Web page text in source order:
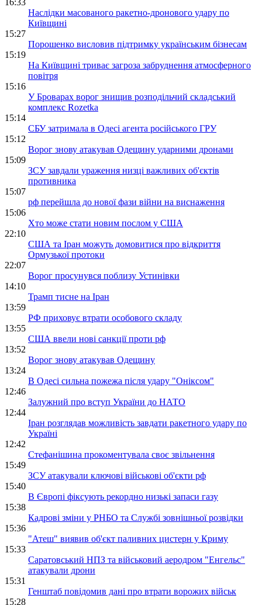
16:33
Наслідки масованого ракетно-дронового удару по
Київщині
15:27
Порошенко висловив підтримку українським бізнесам
15:19
На Київщині триває загроза забруднення атмосферного
повітря
15:16
У Броварах ворог знищив розподільчий складський
комплекс Rozetka
15:14
СБУ затримала в Одесі агента російського ГРУ
15:12
Ворог знову атакував Одещину ударними дронами
15:09
ЗСУ завдали ураження низці важливих об'єктів
противника
15:07
рф перейшла до нової фази війни на виснаження
15:06
Хто може стати новим послом у США
22:10
США та Іран можуть домовитися про відкриття
Ормузької протоки
22:07
Ворог просунувся поблизу Устинівки
14:10
Трамп тисне на Іран
13:59
РФ приховує втрати особового складу
13:55
США ввели нові санкції проти рф
13:52
Ворог знову атакував Одещину
13:24
В Одесі сильна пожежа після удару "Оніксом"
12:46
Залужний про вступ України до НАТО
12:44
Іран розглядав можливість завдати ракетного удару по
Україні
12:42
Стефанішина прокоментувала своє звільнення
15:49
ЗСУ атакували ключові військові об'єкти рф
15:40
В Європі фіксують рекордно низькі запаси газу
15:38
Кадрові зміни у РНБО та Службі зовнішньої розвідки
15:36
"Атеш" виявив об'єкт паливних цистерн у Криму
15:33
Саратовський НПЗ та військовий аеродром "Енгельс"
атакували дрони
15:31
Генштаб повідомив дані про втрати ворожих військ
15:28